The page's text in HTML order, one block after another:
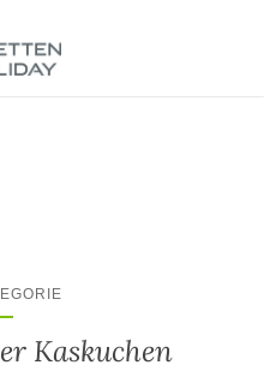
Kaskuchen